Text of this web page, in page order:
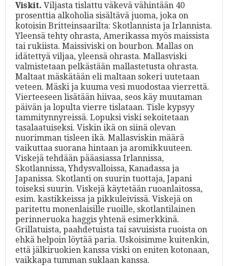
Viskit. Viljasta tislattu väkevä vähintään 40
prosenttia alkoholia sisältävä juoma, joka on
kotoisin Britteinsaarilta: Skotlannista ja Irlannista.
Yleensä tehty ohrasta, Amerikassa myös maissista
tai rukiista. Maissiviski on bourbon. Mallas on
idätettyä viljaa, yleensä ohrasta. Mallasviski
valmistetaan pelkästään mallastetusta ohrasta.
Maltaat mäskätään eli maltaan sokeri uutetaan
veteen. Mäski ja kuuma vesi muodostaa vierrettä.
Vierteeseen lisätään hiivaa, seos käy muutaman
päivän ja lopulta vierre tislataan. Tisle kypsyy
tammitynnyreissä. Lopuksi viski sekoitetaan
tasalaatuiseksi. Viskin ikä on siinä olevan
nuorimman tisleen ikä. Mallasviskin määrä
vaikuttaa suorana hintaan ja aromikkuuteen.
Viskejä tehdään pääasiassa Irlannissa,
Skotlannissa, Yhdysvalloissa, Kanadassa ja
Japanissa. Skotlanti on suurin tuottaja, Japani
toiseksi suurin. Viskejä käytetään ruoanlaitossa,
esim. kastikkeissa ja pikkuleivissä. Viskejä on
paritettu monenlaisille ruoille, skotlantilainen
perinneruoka haggis yhtenä esimerkkinä.
Grillatuista, paahdetuista tai savuisista ruoista on
ehkä helpoin löytää paria. Uskoisimme kuitenkin,
että jälkiruokien kanssa viski on eniten kotonaan,
vaikkapa tumman suklaan kanssa.